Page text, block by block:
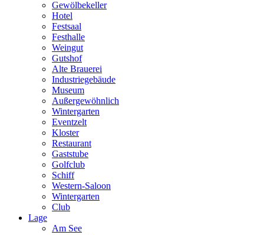
Gewölbekeller
Hotel
Festsaal
Festhalle
Weingut
Gutshof
Alte Brauerei
Industriegebäude
Museum
Außergewöhnlich
Wintergarten
Eventzelt
Kloster
Restaurant
Gaststube
Golfclub
Schiff
Western-Saloon
Wintergarten
Club
Lage
Am See